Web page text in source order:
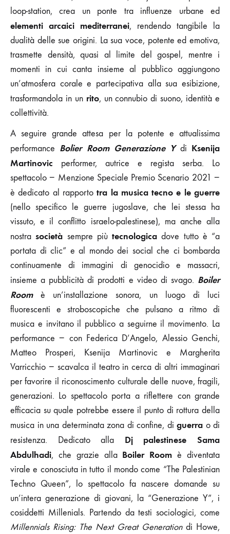
loop-station, crea un ponte tra influenze urbane ed
elementi arcaici mediterranei, rendendo tangibile la
dualità delle sue origini. La sua voce, potente ed emotiva,
trasmette densità, quasi al limite del gospel, mentre i
momenti in cui canta insieme al pubblico aggiungono
un’atmosfera corale e partecipativa alla sua esibizione,
trasformandola in un rito, un connubio di suono, identità e
collettività.
A seguire grande attesa per la potente e attualissima
performance Bolier Room Generazione Ydi Ksenija
Martinovic performer, autrice e regista serba. Lo
spettacolo − Menzione Speciale Premio Scenario 2021 −
è dedicato al rapportotra la musica tecno e le guerre
(nello specifico le guerre jugoslave, che lei stessa ha
vissuto, e il conflitto israelo-palestinese), ma anche alla
nostrasocietà sempre più tecnologica dove tutto è “a
portata di clic” e al mondo dei social che ci bombarda
continuamente di immagini di genocidio e massacri,
insieme a pubblicità di prodotti e video di svago. Boiler
Roomè un’installazione sonora, un luogo di luci
fluorescenti e stroboscopiche che pulsano a ritmo di
musica e invitano il pubblico a seguirne il movimento. La
performance − con Federica D’Angelo, Alessio Genchi,
Matteo Prosperi, Ksenija Martinovic e Margherita
Varricchio − scavalca il teatro in cerca di altri immaginari
per favorire il riconoscimento culturale delle nuove, fragili,
generazioni. Lo spettacolo porta a riflettere con grande
efficacia su quale potrebbe essere il punto di rottura della
musica in una determinata zona di confine, di guerra o di
resistenza. Dedicato alla Dj palestinese Sama
Abdulhadi, che grazie alla Boiler Room è diventata
virale e conosciuta in tutto il mondo come “The Palestinian
Techno Queen”, lo spettacolo fa nascere domande su
un’intera generazione di giovani, la “Generazione Y”, i
cosiddetti Millenials. Partendo da testi sociologici, come
Millennials Rising: The Next Great Generation di Howe,